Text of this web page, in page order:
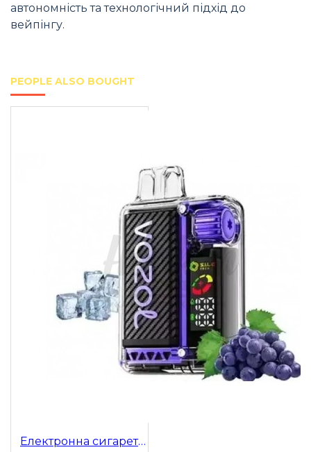
автономність та технологічний підхід до
вейпінгу.
PEOPLE ALSO BOUGHT
Електронна сигарета Vozol 20000 Grape Ice (Виноград Лід)